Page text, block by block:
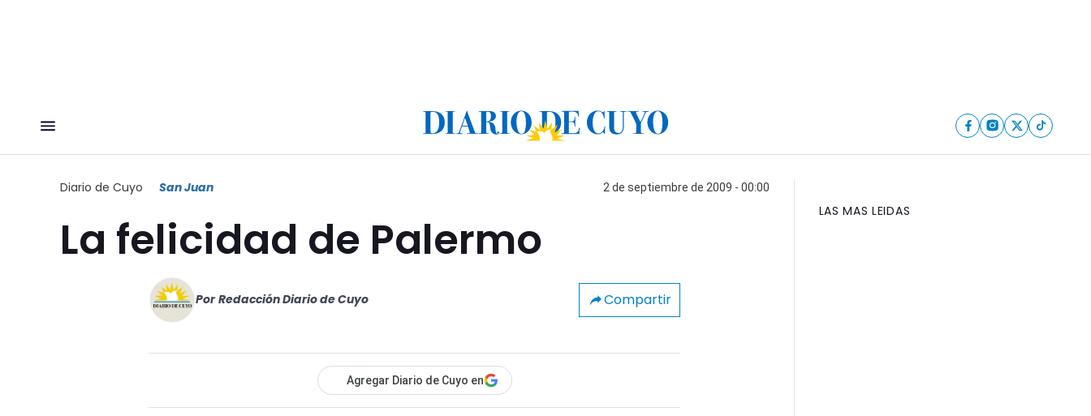
Diario de Cuyo San Juan 2 de septiembre de 2009 - 00:00
La felicidad de Palermo
Por Redacción Diario de Cuyo Compartir
Agregar Diario de Cuyo en
LAS MAS LEIDAS